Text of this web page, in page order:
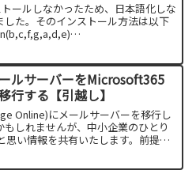
ールしなかったため、日本語化しな
た。そのインストール方法は以下
ルサーバーをMicrosoft365
行する【引越し】
Online)にメールサーバーを移行し
しれませんが、中小企業のひとり
思い情報を共有いたします。前提旧